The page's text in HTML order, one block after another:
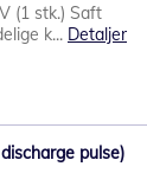
(1 stk.) Saft
k... Detaljer
pulse)